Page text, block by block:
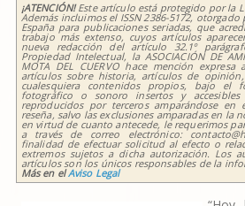
¡ATENCIÓN!Este artículo está protegido por la
Además incluimos el ISSN 2386-5172,
España para publicaciones seriadas, que
trabajo más extenso, cuyos artículos
nueva redacción del artículo 32.1º
Propiedad Intelectual, la ASOCIACIÓN DE
MOTA DEL CUERVO hace mención
artículos sobre historia, artículos de
cualesquiera contenidos propios, bajo el
fotográfico o sonoro insertos y
reproducidos por terceros amparándose
reseña, salvo las exclusiones amparadas en la
en virtud de cuanto antecede, le requerimos
a través de correo electrónico:
finalidad de efectuar solicitud al efecto o
extremos sujetos a dicha autorización. Los
artículos son los únicos responsables de la
Más en elAviso Legal